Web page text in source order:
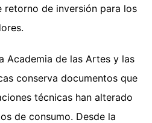
de inversión para los
Academia de las Artes y las
conserva documentos que
técnicas han alterado
de consumo. Desde la